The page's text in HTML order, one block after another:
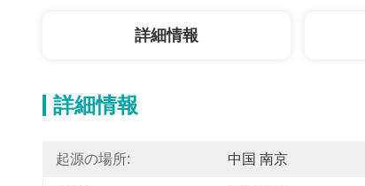
詳細情報
詳細情報
起源の場所: 中国 南京